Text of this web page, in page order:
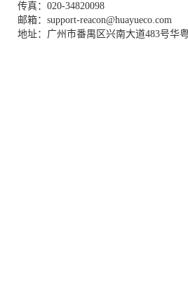
传真：020-34820098
邮箱：support-reacon@huayueco.com
地址：广州市番禺区兴南大道483号华